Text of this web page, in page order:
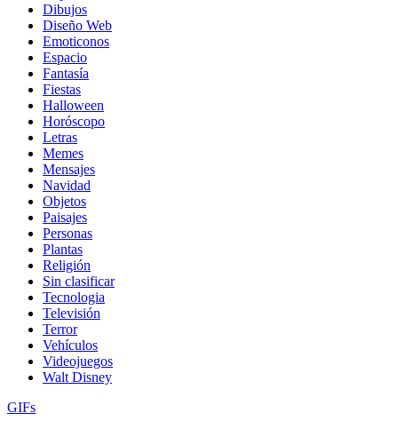
Dibujos
Diseño Web
Emoticonos
Espacio
Fantasía
Fiestas
Halloween
Horóscopo
Letras
Memes
Mensajes
Navidad
Objetos
Paisajes
Personas
Plantas
Religión
Sin clasificar
Tecnologia
Televisión
Terror
Vehículos
Videojuegos
Walt Disney
GIFs